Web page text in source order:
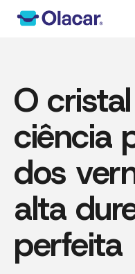
O
ciência
dos
alta
perfeita